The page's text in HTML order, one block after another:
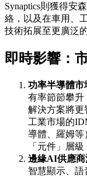
Synaptics則獲得安
絡，以及在車用、
技術拓展至更廣泛
即時影響：
功率半導體市
有率節節攀升
解決方案將更
工業市場的
導體、羅姆等
「元件」層
邊緣AI供應商
智慧顯示、